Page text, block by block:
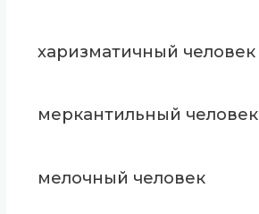
харизматичный человек
меркантильный человек
мелочный человек